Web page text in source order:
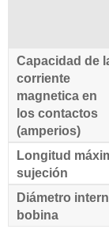
Capacidad de
corriente
magnetica en
los contactos
(amperios)
Longitud
sujeción
Diámetro
bobina